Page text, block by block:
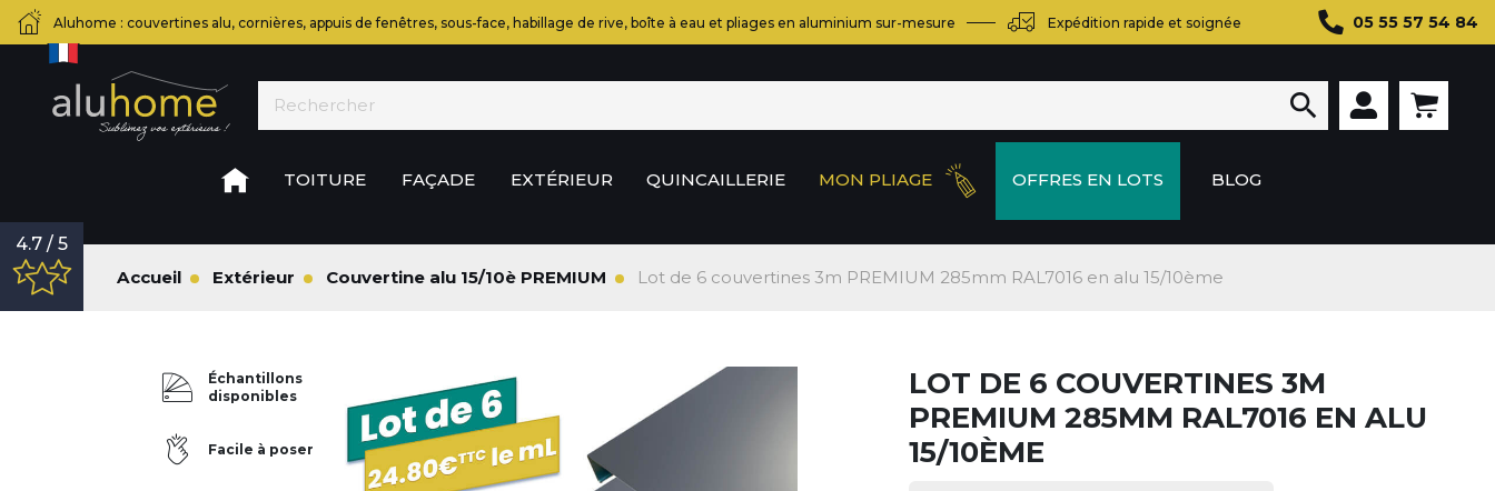
Aluhome : couvertines alu, cornières, appuis de fenêtres, sous-face, habillage de rive, boîte à eau et pliages en aluminium sur-mesure Expédition rapide et soignée 05 55 57 54 84
TOITURE FAÇADE EXTÉRIEUR QUINCAILLERIE MON PLIAGE OFFRES EN LOTS BLOG

4.7 / 5
Accueil
Extérieur Couvertine alu 15/10è PREMIUM Lot de 6 couvertines 3m PREMIUM 285mm RAL7016 en alu 15/10ème
Échantillons
disponibles
Facile à poser
LOT DE 6 COUVERTINES 3M
PREMIUM 285MM RAL7016 EN ALU
15/10ÈME